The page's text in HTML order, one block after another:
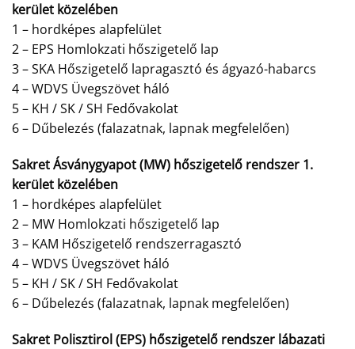
kerület közelében
1 – hordképes alapfelület
2 – EPS Homlokzati hőszigetelő lap
3 – SKA Hőszigetelő lapragasztó és ágyazó-habarcs
4 – WDVS Üvegszövet háló
5 – KH / SK / SH Fedővakolat
6 – Dűbelezés (falazatnak, lapnak megfelelően)
Sakret Ásványgyapot (MW) hőszigetelő rendszer 1.
kerület közelében
1 – hordképes alapfelület
2 – MW Homlokzati hőszigetelő lap
3 – KAM Hőszigetelő rendszerragasztó
4 – WDVS Üvegszövet háló
5 – KH / SK / SH Fedővakolat
6 – Dűbelezés (falazatnak, lapnak megfelelően)
Sakret Polisztirol (EPS) hőszigetelő rendszer lábazati